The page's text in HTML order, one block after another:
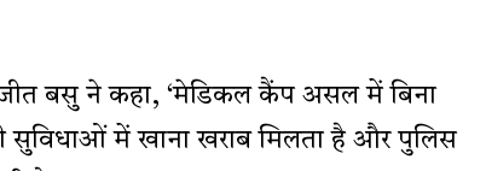
बसु ने कहा, ‘मेडिकल कैंप असल में बिना
सुविधाओं में खाना खराब मिलता है और पुलिस